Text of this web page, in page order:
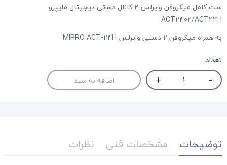
ست کامل میکروفن وایرلس 2 کانال دستی دیجیتال مایپرو
ACT2402/ACT24H
به همراه میکروفن 2 دستی وایرلس MIPRO ACT-24H
تعداد
اضافه به سبد
توضیحات مشخصات فنی نظرات